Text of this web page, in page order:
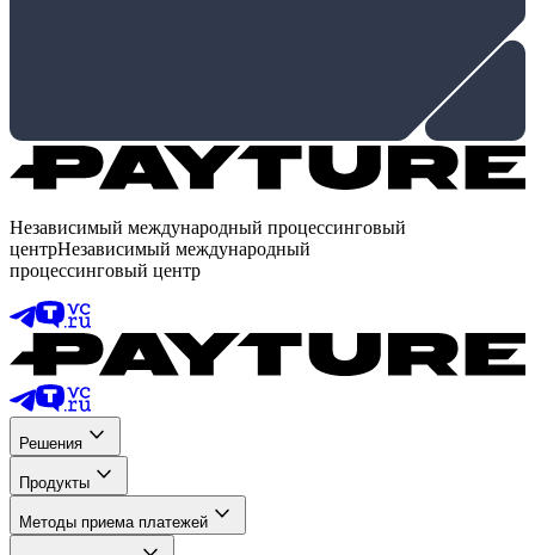
Независимый международный процессинговый
центрНезависимый международный
процессинговый центр
Решения
Продукты
Методы приема платежей